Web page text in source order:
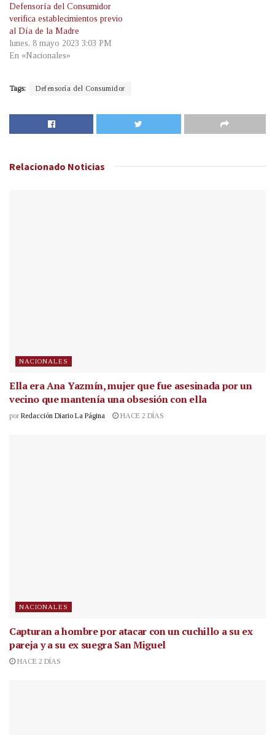
Defensoría del Consumidor
verifica establecimientos previo
al Día de la Madre
lunes, 8 mayo 2023 3:03 PM
En «Nacionales»
Tags: Defensoría del Consumidor
Relacionado Noticias
NACIONALES
Ella era Ana Yazmín, mujer que fue asesinada por un
vecino que mantenía una obsesión con ella
por Redacción Diario La Página HACE 2 DÍAS
NACIONALES
Capturan a hombre por atacar con un cuchillo a su ex
pareja y a su ex suegra San Miguel
HACE 2 DÍAS